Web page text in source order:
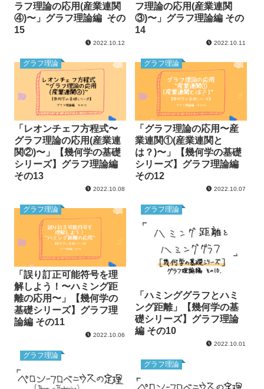
ラフ理論の応用(産業連関
④)〜」グラフ理論編 その
15
2022.10.12
フ理論の応用(産業連関
③)〜」グラフ理論編 その
14
2022.10.11
グラフ理論
「レオンチェフ方程式〜
グラフ理論の応用(産業連
関②)〜」【幾何学の基礎
シリーズ】グラフ理論編
その13
2022.10.08
グラフ理論
「グラフ理論の応用〜産
業連関①(産業連関と
は？)〜」【幾何学の基礎
シリーズ】グラフ理論編
その12
2022.10.07
グラフ理論
「誤り訂正可能符号を理
解しよう！〜ハミング距
離の応用〜」【幾何学の
基礎シリーズ】グラフ理
論編 その11
2022.10.06
グラフ理論
「ハミンググラフとハミ
ング距離」【幾何学の基
礎シリーズ】グラフ理論
編 その10
2022.10.01
グラフ理論
グラフ理論